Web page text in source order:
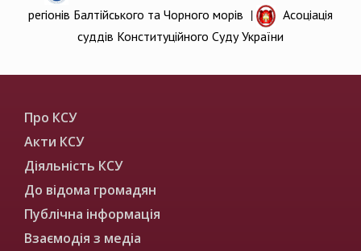
регіонів Балтійського та Чорного морів |
Асоціація
суддів Конституційного Суду України
Про КСУ
Акти КСУ
Діяльність КСУ
До відома громадян
Публічна інформація
Взаємодія з медіа